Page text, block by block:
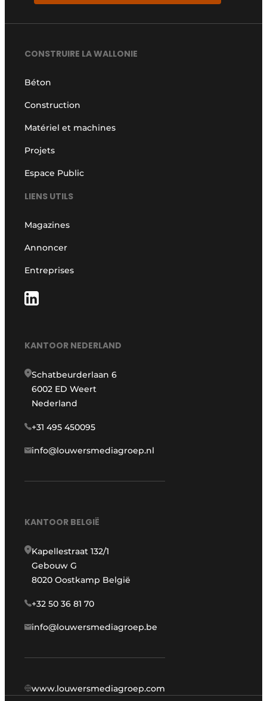
CONSTRUIRE LA WALLONIE
Béton
Construction
Matériel et machines
Projets
Espace Public
LIENS UTILS
Magazines
Annoncer
Entreprises
KANTOOR NEDERLAND
Schatbeurderlaan 6
6002 ED Weert
Nederland
+31 495 450095
info@louwersmediagroep.nl
KANTOOR BELGIË
Kapellestraat 132/1
Gebouw G
8020 Oostkamp België
+32 50 36 81 70
info@louwersmediagroep.be
www.louwersmediagroep.com